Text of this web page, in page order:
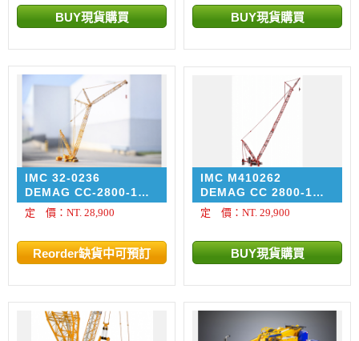
IMC 32-0236
DEMAG CC-2800-1
CRAWLER FRANZ
BRACHT
定 價：NT. 28,900
IMC M410262
DEMAG CC 2800-1
600 ton MAMMOET
定 價：NT. 29,900